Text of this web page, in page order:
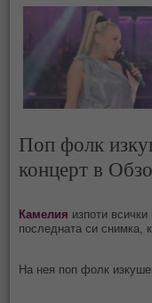
Поп фолк
концерт в
Камелия изпоти
последната си снимка,
На нея поп фолк